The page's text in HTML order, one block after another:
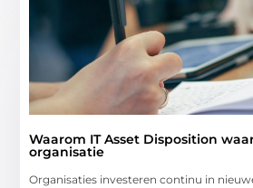
Waarom IT Asset Disposition
organisatie
Organisaties investeren continu in